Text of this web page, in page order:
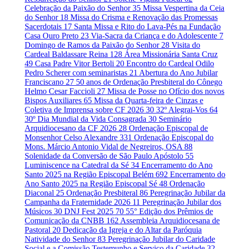
Celebração da Paixão do Senhor35 Missa Vespertina da Ceia
do Senhor 18 Missa do Crisma e Renovação das Promessas
Sacerdotais 17 Santa Missa e Rito do Lava-Pés na Fundação
Casa Ouro Preto 23 Via-Sacra da Criança e do Adolescente 7
Domingo de Ramos da Paixão do Senhor 28 Visita do
Cardeal Baldassare Reina 128 Área Missionária Santa Cruz
49 Casa Padre Vitor Bertoli 20 Encontro do Cardeal Odilo
Pedro Scherer com seminaristas 21 Abertura do Ano Jubilar
Franciscano 27 50 anos de Ordenação Presbiteral do Cônego
Helmo Cesar Faccioli 27 Missa de Posse no Ofício dos novos
Bispos Auxiliares 65 Missa da Quarta-feira de Cinzas e
Coletiva de Imprensa sobre CF 2026 30 32º Alegrai-Vos 64
30º Dia Mundial da Vida Consagrada 30 Seminário
Arquidiocesano da CF 2026 28 Ordenação Episcopal de
Monsenhor Celso Alexandre 331 Ordenação Episcopal do
Mons. Márcio Antonio Vidal de Negreiros, OSA 88
Solenidade da Conversão de São Paulo Apóstolo 55
Luminiscence na Catedral da Sé 34 Encerramento do Ano
Santo 2025 na Região Episcopal Belém 692 Encerramento do
Ano Santo 2025 na Região Episcopal Sé 48 Ordenação
Diaconal 25 Ordenação Presbiteral 86 Peregrinação Jubilar da
Campanha da Fraternidade 2026 11 Peregrinação Jubilar dos
Músicos 30 DNJ Fest 2025 70 55° Edição dos Prêmios de
Comunicação da CNBB 162 Assembleia Arquidiocesana de
Pastoral 20 Dedicação da Igreja e do Altar da Paróquia
Natividade do Senhor83 Peregrinação Jubilar do Caridade